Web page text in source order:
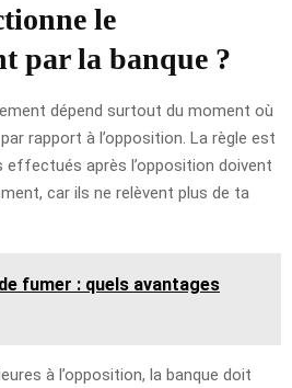
le
par la banque ?
dépend surtout du moment où
rapport à l’opposition. La règle est
effectués après l’opposition doivent
car ils ne relèvent plus de ta
fumer : quels avantages
à l’opposition, la banque doit